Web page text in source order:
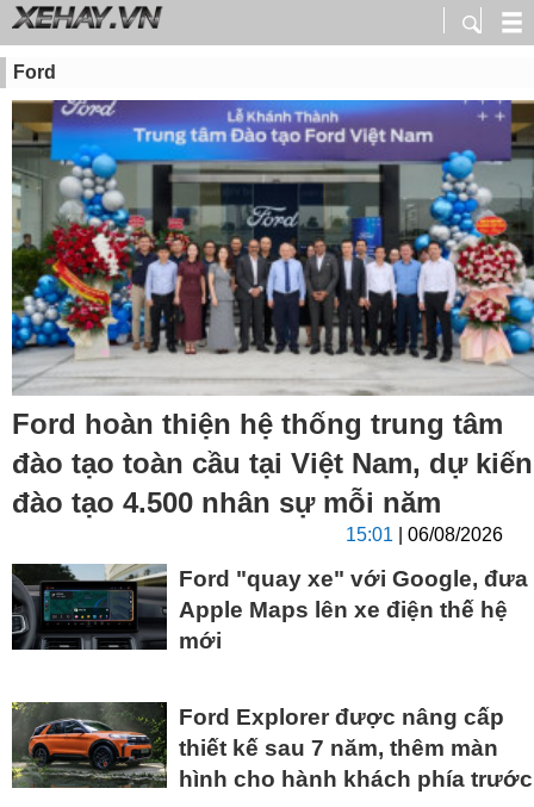
Ford
Ford hoàn thiện hệ thống trung tâm
đào tạo toàn cầu tại Việt Nam, dự kiến
đào tạo 4.500 nhân sự mỗi năm
15:01 | 06/08/2026
Ford "quay xe" với Google, đưa
Apple Maps lên xe điện thế hệ
mới
Ford Explorer được nâng cấp
thiết kế sau 7 năm, thêm màn
hình cho hành khách phía trước